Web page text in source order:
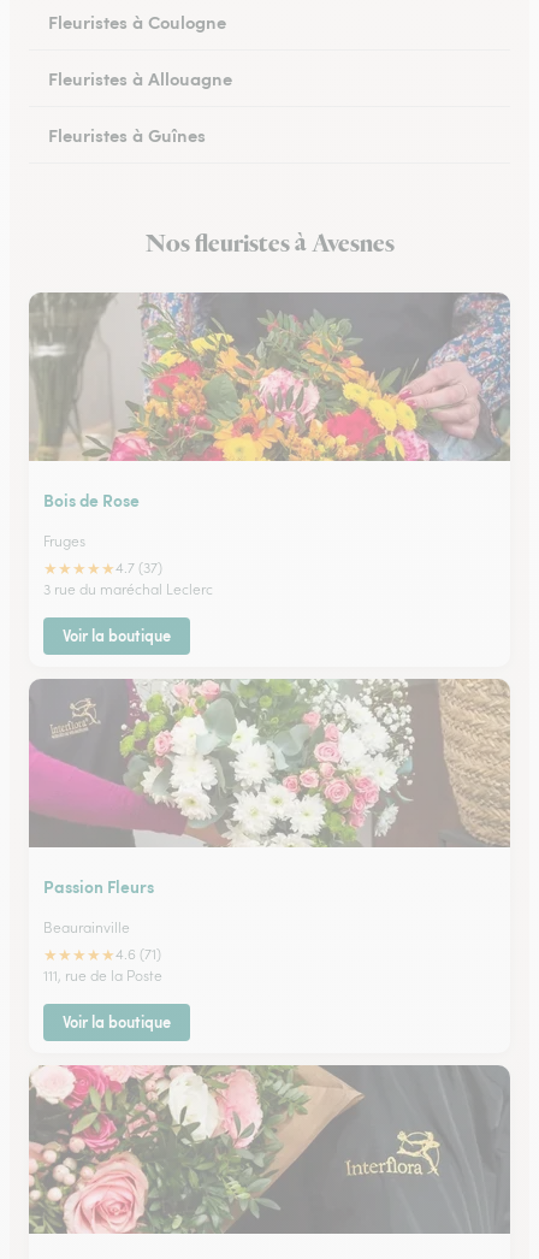
Fleuristes à Coulogne
Fleuristes à Allouagne
Fleuristes à Guînes
Fleuristes à Rang-du-Fliers
Nos fleuristes à Avesnes
Bois de Rose
Fruges
★★★★★4.7 (37)
3 rue du maréchal Leclerc
Voir la boutique
Passion Fleurs
Beaurainville
★★★★★4.6 (71)
111, rue de la Poste
Voir la boutique